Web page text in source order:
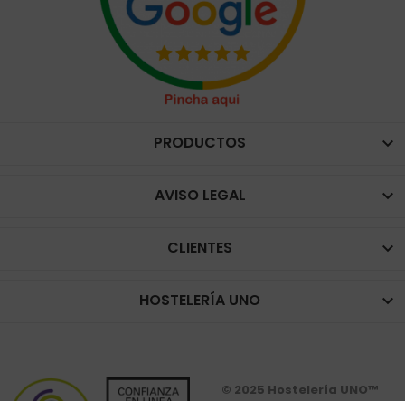
PRODUCTOS 
AVISO LEGAL 
CLIENTES 
HOSTELERÍA UNO 
© 2025 Hostelería UNO™